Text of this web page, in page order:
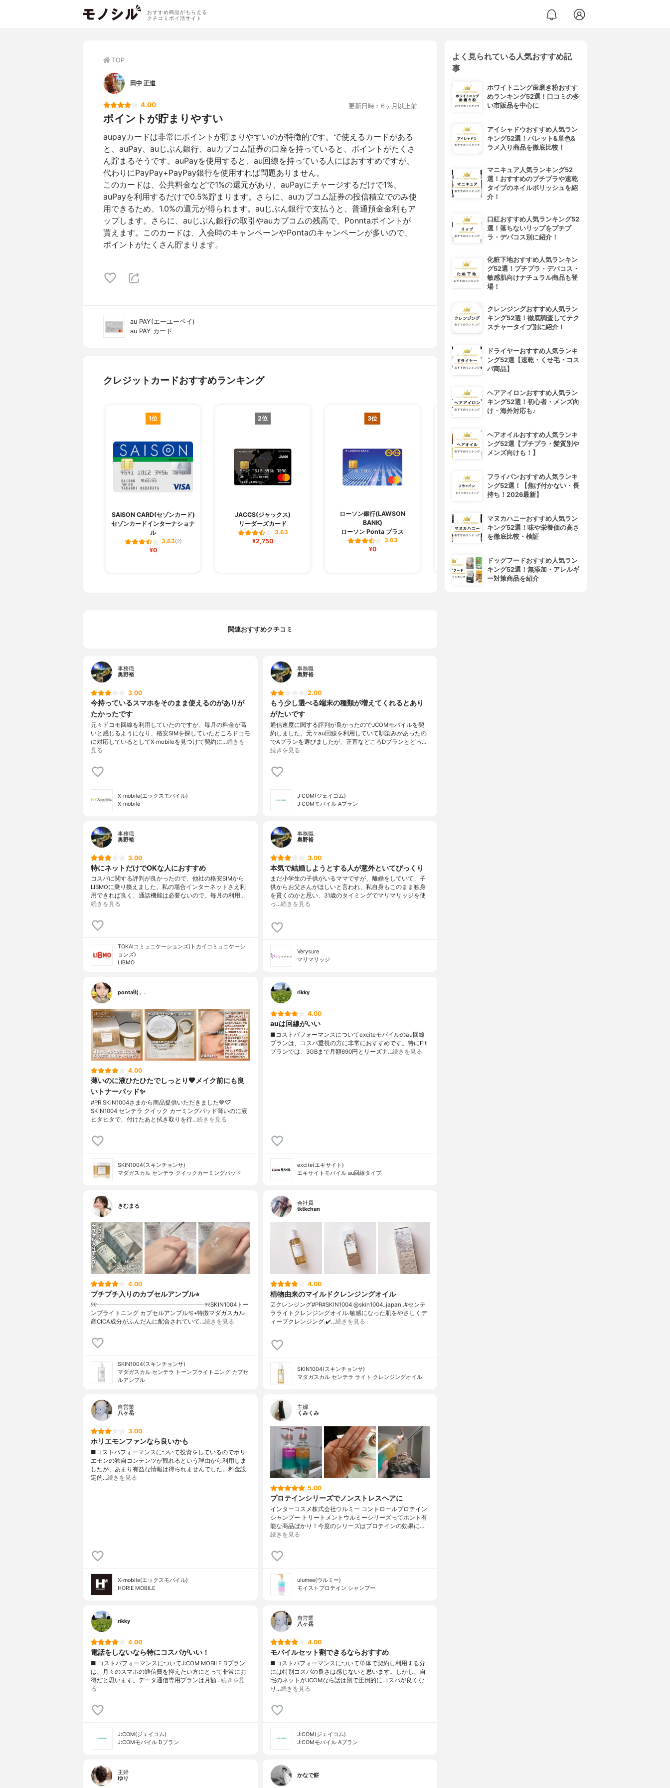
おすすめ商品がもらえる
クチコミポイ活サイト
TOP
田中 正道
4.00 更新日時：6ヶ月以上前
ポイントが貯まりやすい
aupayカードは非常にポイントが貯まりやすいのが特徴的です。で使えるカードがある
と、auPay、auじぶん銀行、auカブコム証券の口座を持っていると、ポイントがたくさ
ん貯まるそうです。auPayを使用すると、au回線を持っている人にはおすすめですが、
代わりにPayPay+PayPay銀行を使用すれば問題ありません。
このカードは、公共料金などで1%の還元があり、auPayにチャージするだけで1%、
auPayを利用するだけで0.5%貯まります。さらに、auカブコム証券の投信積立でのみ使
用できるため、1.0%の還元が得られます。auじぶん銀行で支払うと、普通預金金利もア
ップします。さらに、auじぶん銀行の取引やauカブコムの残高で、Ponntaポイントが
貰えます。このカードは、入会時のキャンペーンやPontaのキャンペーンが多いので、
ポイントがたくさん貯まります。
au PAY(エーユーペイ)
au PAY カード
クレジットカードおすすめランキング
1位
SAISON CARD(セゾンカード)
セゾンカードインターナショナ
ル
3.63(2)
¥0
2位
JACCS(ジャックス)
リーダーズカード
3.63
¥2,750
3位
ローソン銀行(LAWSON
BANK)
ローソン Ponta プラス
3.63
¥0
AMERICAN EXPRESS(アメリ
カン・エキスプレス)
ANA アメリカン・エキスプレ
ス・プレミアム・カード
¥165,000
JCB(ジェーシービー)
ANA To Me CARD PASMO
関連おすすめクチコミ
事務職
奥野裕
3.00
今持っているスマホをそのまま使えるのがありが
たかったです
元々ドコモ回線を利用していたのですが、毎月の料金が高
いと感じるようになり、格安SIMを探していたところドコモ
に対応しているとしてX-mobileを見つけて契約に…続きを
見る
X-mobile(エックスモバイル)
X-mobile
事務職
奥野裕
2.00
もう少し選べる端末の種類が増えてくれるとあり
がたいです
通信速度に関する評判が良かったのでJCOMモバイルを契
約しました。元々au回線を利用していて馴染みがあったの
でAプランを選びましたが、正直などころDプランとどっ…
続きを見る
J:COM(ジェイコム)
J:COMモバイル Aプラン
事務職
奥野裕
3.00
特にネットだけでOKな人におすすめ
コスパに関する評判が良かったので、他社の格安SIMから
LIBMOに乗り換えました。私の場合インターネットさえ利
用できれば良く、通話機能は必要ないので、毎月の利用…
続きを見る
TOKAIコミュニケーションズ(トカイコミュニケーシ
ョンズ)
LIBMO
事務職
奥野裕
3.00
本気で結婚しようとする人が意外といてびっくり
まだ小学生の子供がいるママですが、離婚をしていて、子
供からお父さんがほしいと言われ、私自身もこのまま独身
を貫くのかと思い、31歳のタイミングでマリマリッジを使
っ…続きを見る
Verysure
マリマリッジ
pontaჱ̒( . ̫ .
4.00
薄いのに液ひたひたでしっとり🤎メイク前にも良
いトナーパッド✨️
#PR SKIN1004さまから商品提供いただきました🤎♡⃛
SKIN1004 センテラ クイック カーミングパッド薄いのに液
ヒタヒタで、付けたあと拭き取りを行…続きを見る
SKIN1004(スキンチョンサ)
マダガスカル センテラ クイックカーミングパッド
rikky
4.00
auは回線がいい
■コストパフォーマンスについてexciteモバイルのau回線
プランは、コスパ重視の方に非常におすすめです。特にFit
プランでは、3GBまで月額690円とリーズナ…続きを見る
excite(エキサイト)
エキサイトモバイル au回線タイプ
きむまる
4.00
プチプチ入りのカプセルアンプル⭐︎
୨୧┈┈┈┈┈┈┈┈┈┈┈┈┈┈┈┈┈┈୨୧SKIN1004トー
ンブライトニング カプセルアンプル🫧▪︎特徴マダガスカル
産CICA成分がふんだんに配合されていて…続きを見る
SKIN1004(スキンチョンサ)
マダガスカル センテラ トーンブライトニング カプセ
ルアンプル
会社員
tktkchan
4.00
植物由来のマイルドクレンジングオイル
☑クレンジング#PR#SKIN1004 @skin1004_japan .#センテ
ラライトクレンジングオイル.敏感になった肌をやさしくデ
ィープクレンジング.✔️…続きを見る
SKIN1004(スキンチョンサ)
マダガスカル センテラ ライト クレンジングオイル
自営業
八ヶ岳
3.00
ホリエモンファンなら良いかも
■コストパフォーマンスについて投資をしているのでホリ
エモンの独自コンテンツが観れるという理由から利用しま
したが、あまり有益な情報は得られませんでした。料金設
定的…続きを見る
X-mobile(エックスモバイル)
HORIE MOBILE
主婦
くみくみ
5.00
プロテインシリーズでノンストレスヘアに
インターコスメ株式会社ウルミー コントロールプロテイン
シャンプー トリートメントウルミーシリーズってホント有
能な商品ばかり！今度のシリーズはプロテインの効果に…
続きを見る
ulumee(ウルミー)
モイストプロテイン シャンプー
rikky
4.00
電話をしないなら特にコスパがいい！
■ コストパフォーマンスについてJ:COM MOBILE Dプラン
は、月々のスマホの通信費を抑えたい方にとって非常にお
得だと思います。データ通信専用プランは月額…続きを見
る
J:COM(ジェイコム)
J:COMモバイル Dプラン
自営業
八ヶ岳
4.00
モバイルセット割できるならおすすめ
■コストパフォーマンスについて単体で契約し利用する分
には特別コスパの良さは感じないと思います。しかし、自
宅のネットがJCOMなら話は別で圧倒的にコスパが良くな
り…続きを見る
J:COM(ジェイコム)
J:COMモバイル Aプラン
主婦
ゆり
かなで餅
よく見られている人気おすすめ記
事
ホワイトニング歯磨き粉おすす
めランキング52選！口コミの多
い市販品を中心に
アイシャドウおすすめ人気ラン
キング52選！パレット&単色&
ラメ入り商品を徹底比較！
マニキュア人気ランキング52
選！おすすめのプチプラや速乾
タイプのネイルポリッシュを紹
介！
口紅おすすめ人気ランキング52
選！落ちないリップをプチプ
ラ・デパコス別に紹介！
化粧下地おすすめ人気ランキン
グ52選！プチプラ・デパコス・
敏感肌向けナチュラル商品も登
場！
クレンジングおすすめ人気ラン
キング52選！徹底調査してテク
スチャータイプ別に紹介！
ドライヤーおすすめ人気ランキ
ング52選【速乾・くせ毛・コス
パ商品】
ヘアアイロンおすすめ人気ラン
キング52選！初心者・メンズ向
け・海外対応も♪
ヘアオイルおすすめ人気ランキ
ング52選【プチプラ・髪質別や
メンズ向けも！】
フライパンおすすめ人気ランキ
ング52選！【焦げ付かない・長
持ち！2026最新】
マヌカハニーおすすめ人気ラン
キング52選！味や栄養価の高さ
を徹底比較・検証
ドッグフードおすすめ人気ラン
キング52選！無添加・アレルギ
ー対策商品を紹介